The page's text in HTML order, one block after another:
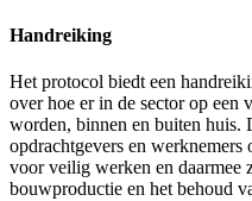
Handreiking
Het protocol biedt een
over hoe er in de sector op een
worden, binnen en buiten
opdrachtgevers en
voor veilig werken en daarmee
bouwproductie en het behoud